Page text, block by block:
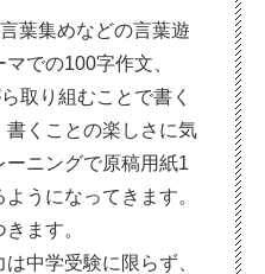
言葉集めなどの言葉遊
での100字作文、
取り組むことで書く
書くことの楽しさに気
ニングで原稿用紙1
うになってきます。
ます。
中学受験に限らず、